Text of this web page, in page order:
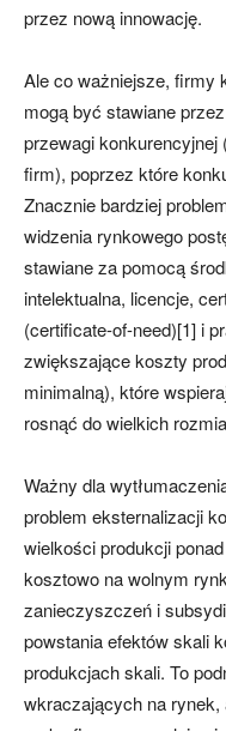
przez nową innowację.
Ale co ważniejsze, firmy
mogą być stawiane
przewagi
firm), poprzez które
Znacznie bardziej
widzenia rynkowego
stawiane za pomocą
intelektualna, licencje,
(certificate-of-need)[1] i
zwiększające koszty
minimalną), które
rosnąć do wielkich
Ważny dla
problem eksternalizacji
wielkości produkcji
kosztowo na wolnym
zanieczyszczeń i
powstania efektów skali
produkcjach skali. To
wkraczających na rynek,